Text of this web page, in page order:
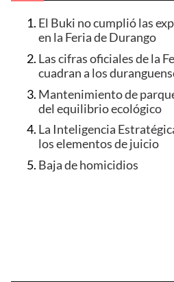
El Buki no cumplió las
en la Feria de Durango
Las cifras oficiales de la
cuadran a los
Mantenimiento de
del equilibrio ecológico
La Inteligencia
los elementos de juicio
Baja de homicidios